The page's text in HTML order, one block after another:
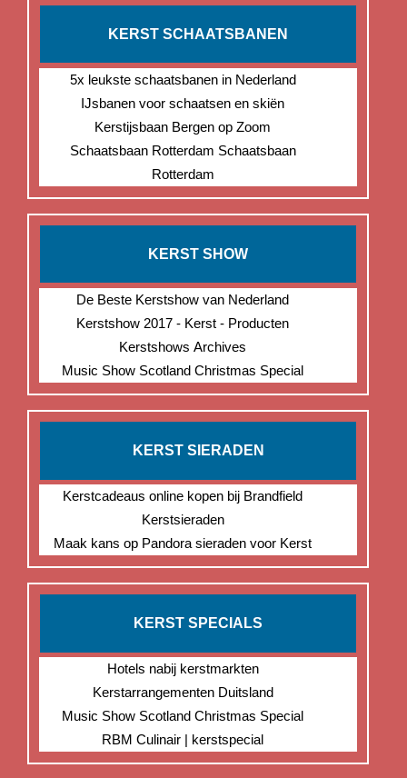
KERST SCHAATSBANEN
5x leukste schaatsbanen in Nederland
IJsbanen voor schaatsen en skiën
Kerstijsbaan Bergen op Zoom
Schaatsbaan Rotterdam Schaatsbaan
Rotterdam
KERST SHOW
De Beste Kerstshow van Nederland
Kerstshow 2017 - Kerst - Producten
Kerstshows Archives
Music Show Scotland Christmas Special
KERST SIERADEN
Kerstcadeaus online kopen bij Brandfield
Kerstsieraden
Maak kans op Pandora sieraden voor Kerst
KERST SPECIALS
Hotels nabij kerstmarkten
Kerstarrangementen Duitsland
Music Show Scotland Christmas Special
RBM Culinair | kerstspecial